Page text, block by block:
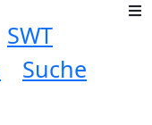
SWT
Suche